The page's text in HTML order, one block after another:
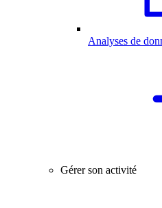
Analyses de
Gérer son activité